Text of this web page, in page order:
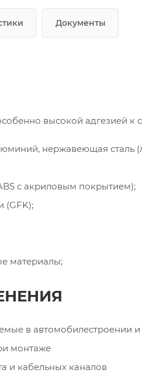
Документы
высокой адгезией
нержавеющая
с акриловым покрытием);
(GFK);
материалы;
в автомобилестроении
монтаже
и кабельных каналов